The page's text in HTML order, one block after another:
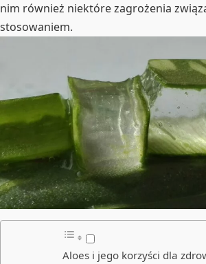
nim również niektóre zagrożenia
stosowaniem.
Aloes i jego korzyści dla